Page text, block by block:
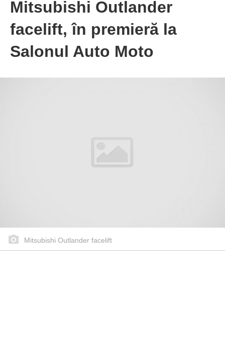
Mitsubishi Outlander
facelift, în premieră la
Salonul Auto Moto
Mitsubishi Outlander facelift